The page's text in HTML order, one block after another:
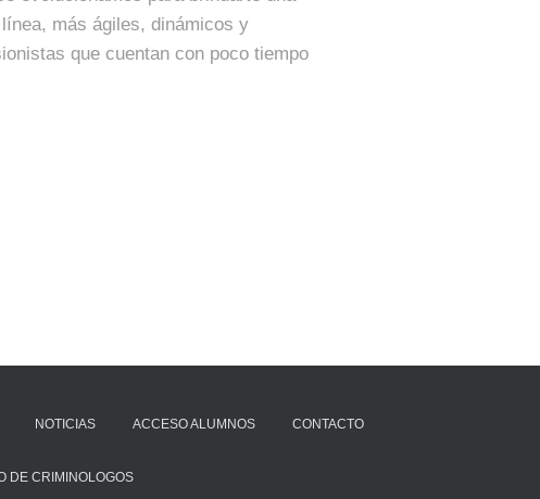
más ágiles, dinámicos y
que cuentan con poco tiempo
NOTICIAS ACCESO ALUMNOS CONTACTO
DE CRIMINOLOGOS